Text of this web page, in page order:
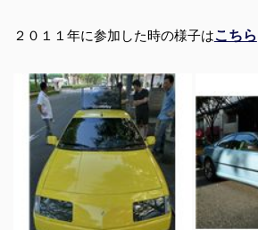
２０１１年に参加した時の様子はこちら